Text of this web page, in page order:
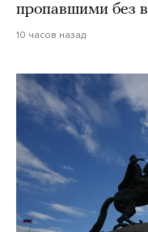
пропавшими без
10 часов назад